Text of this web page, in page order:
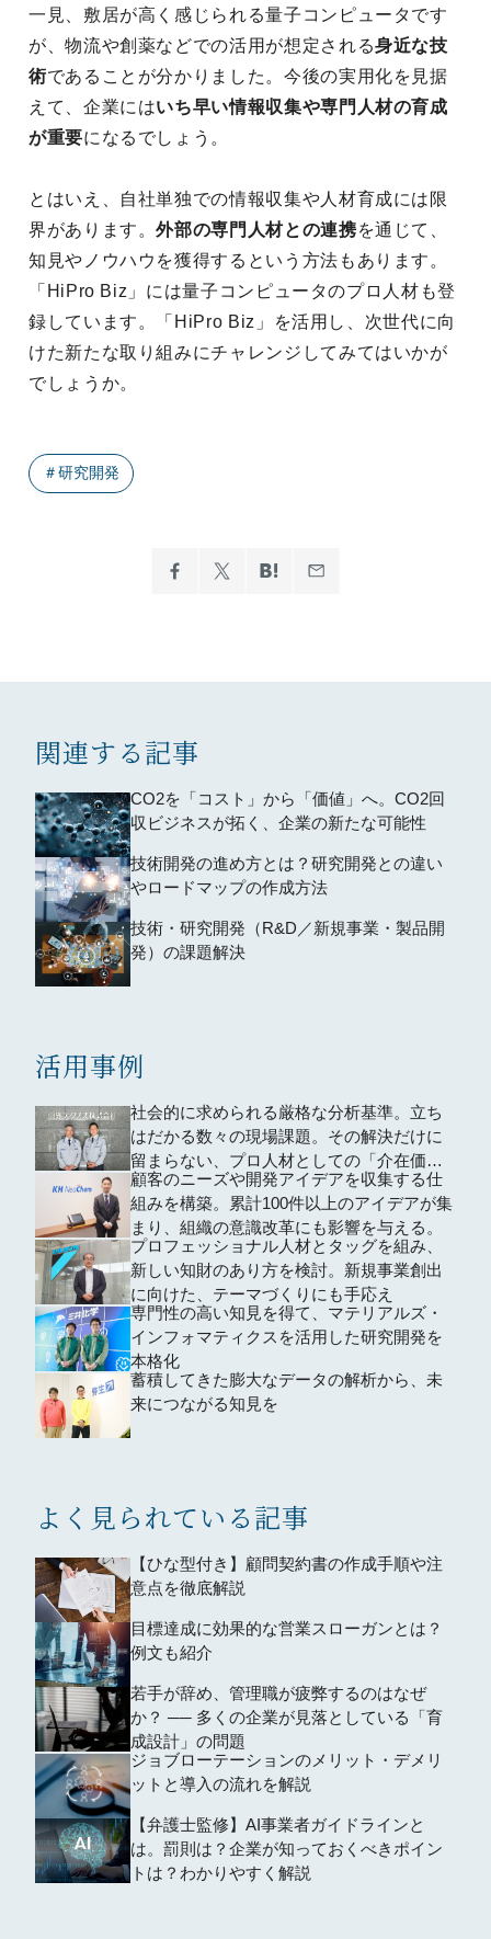
一見、敷居が高く感じられる量子コンピュータです
が、物流や創薬などでの活用が想定される身近な技
術であることが分かりました。今後の実用化を見据
えて、企業にはいち早い情報収集や専門人材の育成
が重要になるでしょう。
とはいえ、自社単独での情報収集や人材育成には限
界があります。外部の専門人材との連携を通じて、
知見やノウハウを獲得するという方法もあります。
「HiPro Biz」には量子コンピュータのプロ人材も登
録しています。「HiPro Biz」を活用し、次世代に向
けた新たな取り組みにチャレンジしてみてはいかが
でしょうか。
＃研究開発
関連する記事
CO2を「コスト」から「価値」へ。CO2回
収ビジネスが拓く、企業の新たな可能性
技術開発の進め方とは？研究開発との違い
やロードマップの作成方法
技術・研究開発（R&D／新規事業・製品開
発）の課題解決
活用事例
社会的に求められる厳格な分析基準。立ち
はだかる数々の現場課題。その解決だけに
留まらない、プロ人材としての「介在価
値」
顧客のニーズや開発アイデアを収集する仕
組みを構築。累計100件以上のアイデアが集
まり、組織の意識改革にも影響を与える。
プロフェッショナル人材とタッグを組み、
新しい知財のあり方を検討。新規事業創出
に向けた、テーマづくりにも手応え
専門性の高い知見を得て、マテリアルズ・
インフォマティクスを活用した研究開発を
本格化
蓄積してきた膨大なデータの解析から、未
来につながる知見を
よく見られている記事
【ひな型付き】顧問契約書の作成手順や注
意点を徹底解説
目標達成に効果的な営業スローガンとは？
例文も紹介
若手が辞め、管理職が疲弊するのはなぜ
か？ ── 多くの企業が見落としている「育
成設計」の問題
ジョブローテーションのメリット・デメリ
ットと導入の流れを解説
【弁護士監修】AI事業者ガイドラインと
は。罰則は？企業が知っておくべきポイン
トは？わかりやすく解説